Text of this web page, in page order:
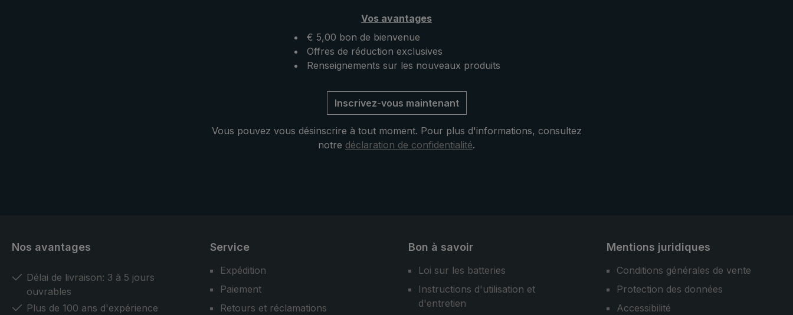
parapluie de golf s'ouvre et se
ferme manuellement avec son
bouton-poussoir de taille
protection pratique. Que ce soit
sur le terrain de golf : Le parapluie
« birdiepal windflex » offre
particulièrement bien adaptée à la
forme de la main et permet un
maintien ferme même en cas
d'humidité. Il est livré avec une
noire, avec passepoil dans la
couleur de la toile. L’idéal pour
ou une promenade à deux - le
parapluie « birdiepal lightflex » de
Vos avantages
€ 5,00 bon de bienvenue
Offres de réduction exclusives
Renseignements sur les nouveaux produits
Inscrivez-vous maintenant
Vous pouvez vous désinscrire à tout moment. Pour plus d'informations, consultez
notre déclaration de confidentialité.
Nos avantages
Délai de livraison: 3 à 5 jours
ouvrables
Plus de 100 ans d'expérience
Service
Expédition
Paiement
Retours et réclamations
Bon à savoir
Loi sur les batteries
Instructions d'utilisation et
d'entretien
Mentions juridiques
Conditions générales de vente
Protection des données
Accessibilité